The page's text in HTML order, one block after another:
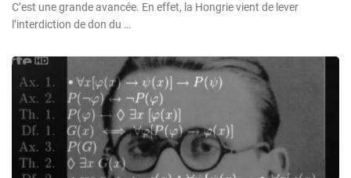
C’est une grande avancée. En effet, la Hongrie vient de lever
l’interdiction de don du …